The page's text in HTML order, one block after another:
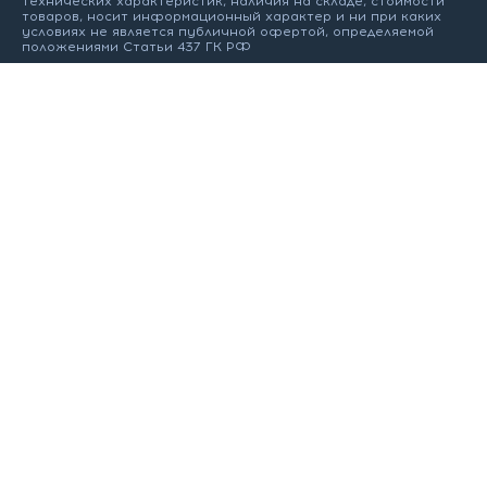
товаров, носит информационный характер и ни при каких
условиях не является публичной офертой, определяемой
положениями Статьи 437 ГК РФ